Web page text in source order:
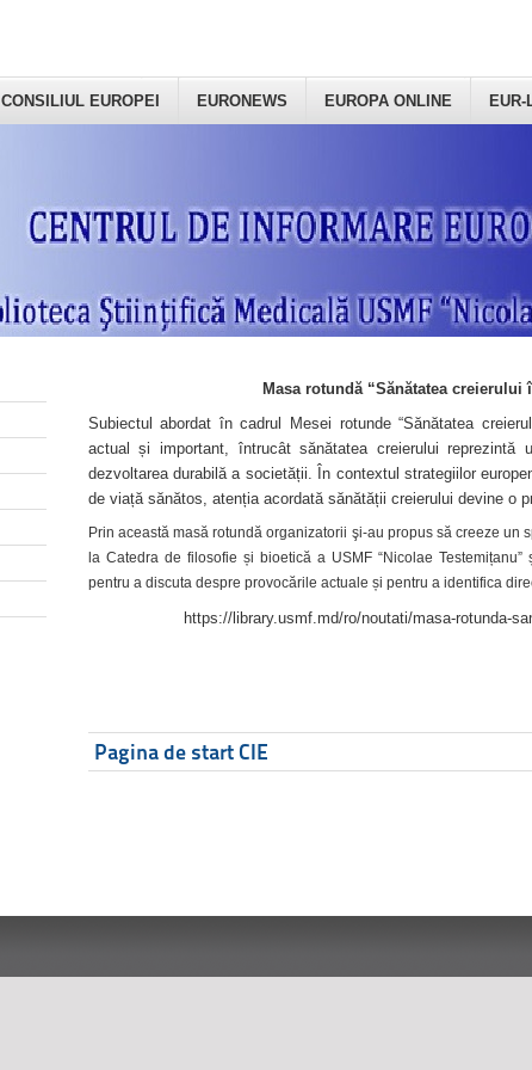
CONSILIUL EUROPEI EURONEWS EUROPA ONLINE EUR-
Masa rotundă “Sănătatea
Subiectul abordat în cadrul Mesei rotunde “Sănătatea
actual și important, întrucât sănătatea creierului reprezintă
dezvoltarea durabilă a societății. În contextul strategiilor
de viață sănătos, atenția acordată sănătății creierului devine o
Prin această masă rotundă organizatorii şi-au propus să creeze
la Catedra de filosofie și bioetică a USMF “Nicolae
pentru a discuta despre provocările actuale și pentru a identifica
https://library.usmf.md/ro/noutati/masa-rotunda-
Pagina de start CIE